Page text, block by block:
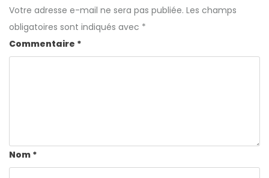
Votre adresse e-mail ne sera pas publiée. Les champs
obligatoires sont indiqués avec *
Commentaire *
Nom *